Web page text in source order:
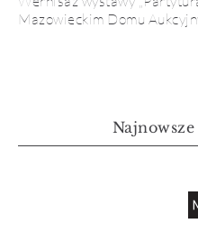
Mazowieckim Domu